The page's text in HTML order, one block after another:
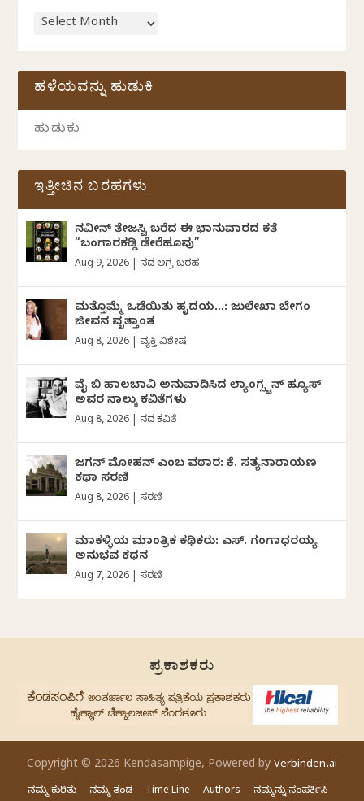
ಹಳೆಯವನ್ನು ಹುಡುಕಿ
ಇತ್ತೀಚಿನ ಬರಹಗಳು
ನವೀನ್‌ ತೇಜಸ್ವಿ ಬರೆದ ಈ ಭಾನುವಾರದ ಕತೆ
“ಬಂಗಾರಕಡ್ಡಿ ಡೇರೆಹೂವು”
Aug 9, 2026 ದಿನದ ಅಗ್ರ ಬರಹ
ಮತ್ತೊಮ್ಮೆ ಒಡೆಯಿತು ಹೃದಯ…: ಜುಲೇಖಾ ಬೇಗಂ
ಜೀವನ ವೃತ್ತಾಂತ
Aug 8, 2026 ವ್ಯಕ್ತಿ ವಿಶೇಷ
ವೈ ಬಿ ಹಾಲಬಾವಿ ಅನುವಾದಿಸಿದ ಲ್ಯಾಂಗ್ಸ್ಟನ್ ಹ್ಯೂಸ್
ಅವರ ನಾಲ್ಕು ಕವಿತೆಗಳು
Aug 8, 2026 ದಿನದ ಕವಿತೆ
ಜಗನ್‌ ಮೋಹನ್‌ ಎಂಬ ವಠಾರ: ಕೆ. ಸತ್ಯನಾರಾಯಣ
ಕಥಾ ಸರಣಿ
Aug 8, 2026 ಸರಣಿ
ಮಾಕಳ್ಳಿಯ ಮಾಂತ್ರಿಕ ಕಥಿಕರು: ಎಸ್. ಗಂಗಾಧರಯ್ಯ
ಅನುಭವ ಕಥನ
Aug 7, 2026 ಸರಣಿ
ಪ್ರಕಾಶಕರು
Copyright © 2026 Kendasampige, Powered by Verbinden.ai
ನಮ್ಮ ಕುರಿತು ನಮ್ಮ ತಂಡ Time Line Authors ನಮ್ಮನ್ನು ಸಂಪರ್ಕಿಸಿ